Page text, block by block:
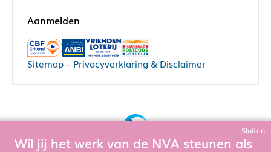
Sitemap– Privacyverklaring & Disclaimer
Sluiten
Wil jij het werk van de NVA steunen als